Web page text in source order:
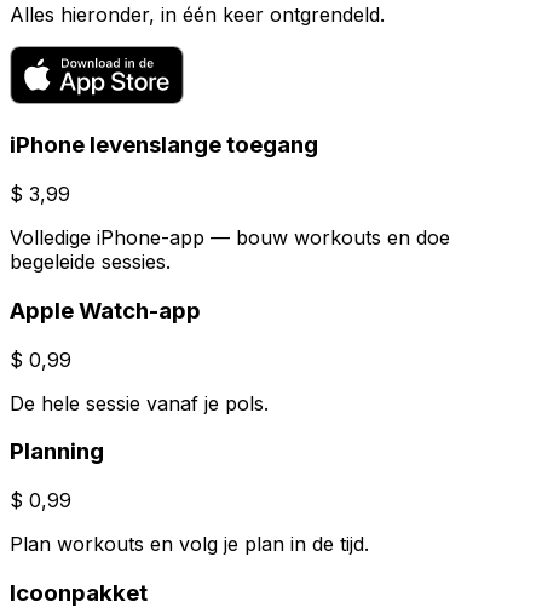
Alles hieronder, in één keer ontgrendeld.
iPhone levenslange toegang
$ 3,99
Volledige iPhone-app — bouw workouts en doe
begeleide sessies.
Apple Watch-app
$ 0,99
De hele sessie vanaf je pols.
Planning
$ 0,99
Plan workouts en volg je plan in de tijd.
Icoonpakket